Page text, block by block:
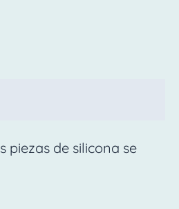
de silicona se